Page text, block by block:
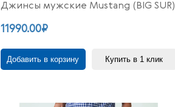
Джинсы мужские Mustang (BIG SUR)
11990.00₽
Добавить в корзину Купить в 1 клик